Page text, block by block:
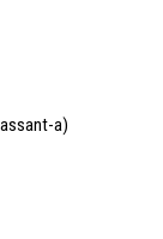
a)